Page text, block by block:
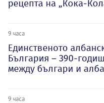
рецепта на „Кока-
9 часа
Единственото
България – 390-
между българи и
9 часа